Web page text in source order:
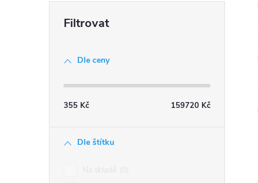
Dle ceny
355 Kč 159720 Kč
Dle štítku